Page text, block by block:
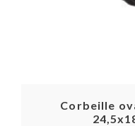
Corbeille